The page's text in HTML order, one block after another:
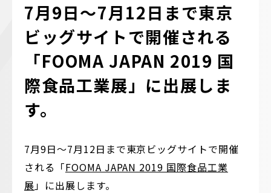
7月9日～7月12日まで東京
ビッグサイトで開催される
「FOOMA JAPAN 2019 国
際食品工業展」に出展しま
す。
7月9日～7月12日まで東京ビッグサイトで開催
される「FOOMA JAPAN 2019 国際食品工業
展」に出展します。